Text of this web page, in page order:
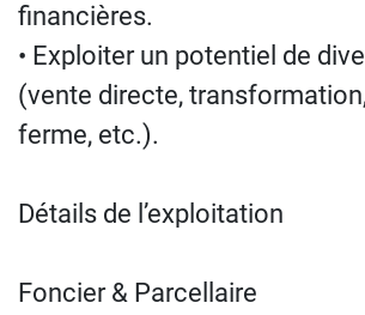
financières.
• Exploiter un potentiel de
(vente directe,
ferme, etc.).
Détails de l’exploitation
Foncier & Parcellaire